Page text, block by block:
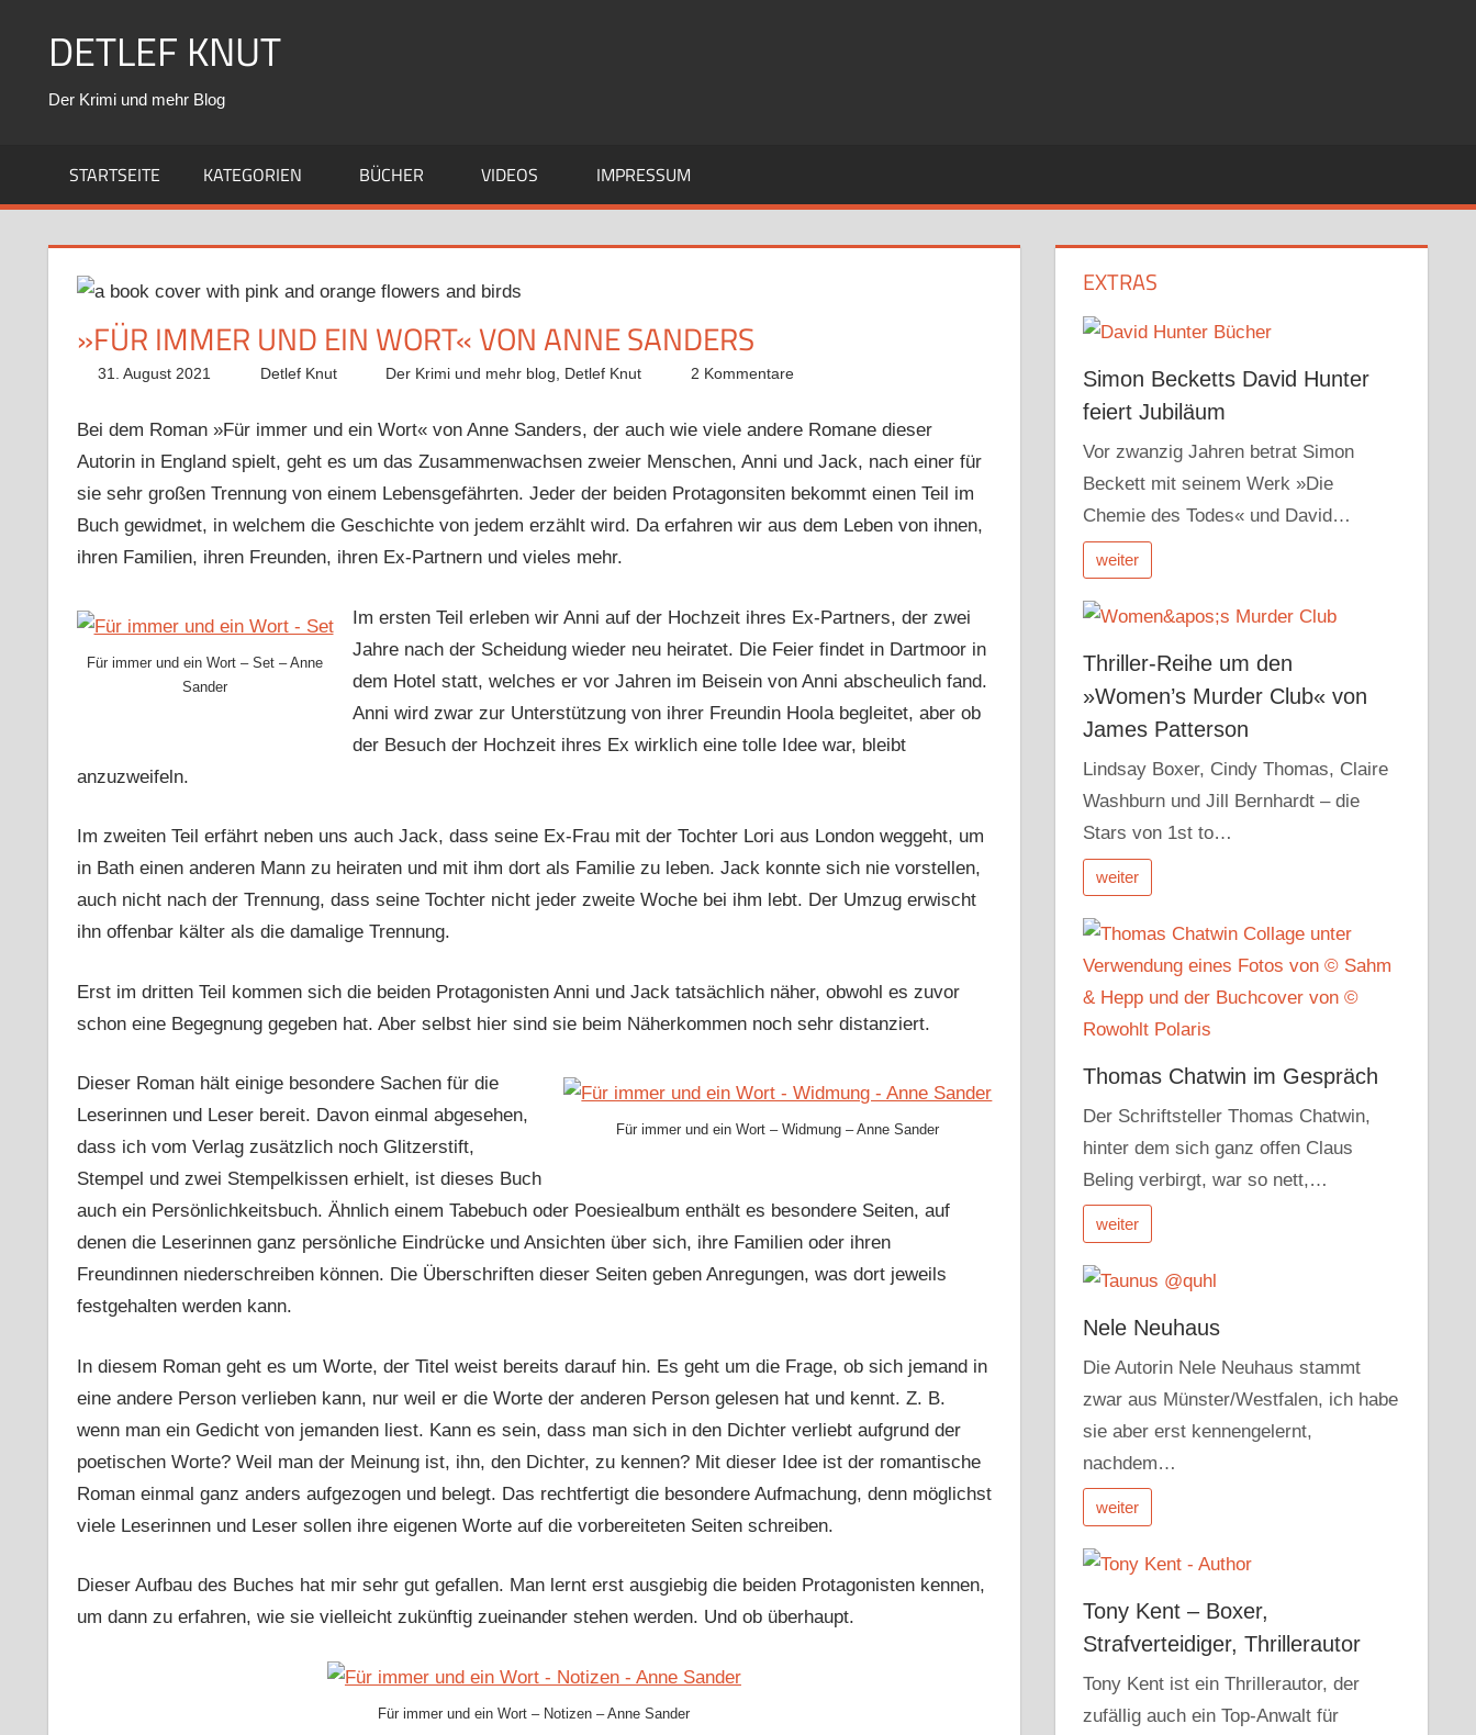
DETLEF KNUT
Der Krimi und mehr Blog
STARTSEITE KATEGORIEN BÜCHER VIDEOS IMPRESSUM
»FÜR IMMER UND EIN WORT« VON ANNE SANDERS
31. August 2021 Detlef Knut Der Krimi und mehr blog Detlef Knut 2 Kommentare
Bei dem Roman »Für immer und ein Wort« von Anne Sanders, der auch wie viele andere Romane dieser
Autorin in England spielt, geht es um das Zusammenwachsen zweier Menschen, Anni und Jack, nach einer für
sie sehr großen Trennung von einem Lebensgefährten. Jeder der beiden Protagonsiten bekommt einen Teil im
Buch gewidmet, in welchem die Geschichte von jedem erzählt wird. Da erfahren wir aus dem Leben von ihnen,
ihren Familien, ihren Freunden, ihren Ex-Partnern und vieles mehr.
Für immer und ein Wort – Set – Anne
Sander
Im ersten Teil erleben wir Anni auf der Hochzeit ihres Ex-Partners, der zwei
Jahre nach der Scheidung wieder neu heiratet. Die Feier findet in Dartmoor in
dem Hotel statt, welches er vor Jahren im Beisein von Anni abscheulich fand.
Anni wird zwar zur Unterstützung von ihrer Freundin Hoola begleitet, aber ob
der Besuch der Hochzeit ihres Ex wirklich eine tolle Idee war, bleibt
anzuzweifeln.
Im zweiten Teil erfährt neben uns auch Jack, dass seine Ex-Frau mit der Tochter Lori aus London weggeht, um
in Bath einen anderen Mann zu heiraten und mit ihm dort als Familie zu leben. Jack konnte sich nie vorstellen,
auch nicht nach der Trennung, dass seine Tochter nicht jeder zweite Woche bei ihm lebt. Der Umzug erwischt
ihn offenbar kälter als die damalige Trennung.
Erst im dritten Teil kommen sich die beiden Protagonisten Anni und Jack tatsächlich näher, obwohl es zuvor
schon eine Begegnung gegeben hat. Aber selbst hier sind sie beim Näherkommen noch sehr distanziert.
Für immer und ein Wort – Widmung – Anne Sander
Dieser Roman hält einige besondere Sachen für die
Leserinnen und Leser bereit. Davon einmal abgesehen,
dass ich vom Verlag zusätzlich noch Glitzerstift,
Stempel und zwei Stempelkissen erhielt, ist dieses Buch
auch ein Persönlichkeitsbuch. Ähnlich einem Tabebuch oder Poesiealbum enthält es besondere Seiten, auf
denen die Leserinnen ganz persönliche Eindrücke und Ansichten über sich, ihre Familien oder ihren
Freundinnen niederschreiben können. Die Überschriften dieser Seiten geben Anregungen, was dort jeweils
festgehalten werden kann.
In diesem Roman geht es um Worte, der Titel weist bereits darauf hin. Es geht um die Frage, ob sich jemand in
eine andere Person verlieben kann, nur weil er die Worte der anderen Person gelesen hat und kennt. Z. B.
wenn man ein Gedicht von jemanden liest. Kann es sein, dass man sich in den Dichter verliebt aufgrund der
poetischen Worte? Weil man der Meinung ist, ihn, den Dichter, zu kennen? Mit dieser Idee ist der romantische
Roman einmal ganz anders aufgezogen und belegt. Das rechtfertigt die besondere Aufmachung, denn möglichst
viele Leserinnen und Leser sollen ihre eigenen Worte auf die vorbereiteten Seiten schreiben.
Dieser Aufbau des Buches hat mir sehr gut gefallen. Man lernt erst ausgiebig die beiden Protagonisten kennen,
um dann zu erfahren, wie sie vielleicht zukünftig zueinander stehen werden. Und ob überhaupt.
Für immer und ein Wort – Notizen – Anne Sander
EXTRAS
Simon Becketts David Hunter
feiert Jubiläum
Vor zwanzig Jahren betrat Simon
Beckett mit seinem Werk »Die
Chemie des Todes« und David…
weiter
Thriller-Reihe um den
»Women’s Murder Club« von
James Patterson
Lindsay Boxer, Cindy Thomas, Claire
Washburn und Jill Bernhardt – die
Stars von 1st to…
weiter
Thomas Chatwin im Gespräch
Der Schriftsteller Thomas Chatwin,
hinter dem sich ganz offen Claus
Beling verbirgt, war so nett,…
weiter
Nele Neuhaus
Die Autorin Nele Neuhaus stammt
zwar aus Münster/Westfalen, ich habe
sie aber erst kennengelernt,
nachdem…
weiter
Tony Kent – Boxer,
Strafverteidiger, Thrillerautor
Tony Kent ist ein Thrillerautor, der
zufällig auch ein Top-Anwalt für